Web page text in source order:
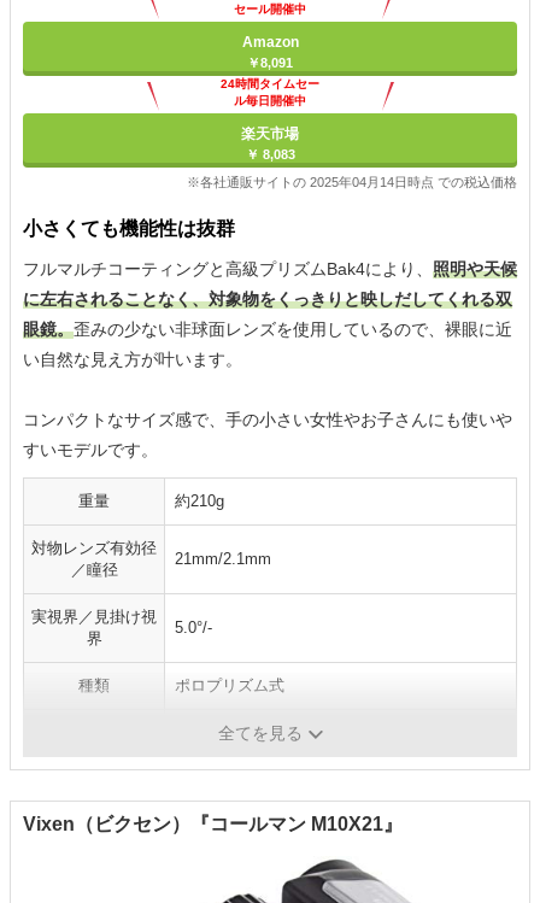
セール開催中
Amazon
￥8,091
24時間タイムセー
ル毎日開催中
楽天市場
￥ 8,083
※各社通販サイトの 2025年04月14日時点 での税込価格
小さくても機能性は抜群
フルマルチコーティングと高級プリズムBak4により、 照明や天候
に左右されることなく、対象物をくっきりと映しだしてくれる双
眼鏡。歪みの少ない非球面レンズを使用しているので、裸眼に近
い自然な見え方が叶います。
コンパクトなサイズ感で、手の小さい女性やお子さんにも使いや
すいモデルです。
重量 約210g
対物レンズ有効径
／瞳径
21mm/2.1mm
実視界／見掛け視
界
5.0°/-
種類 ポロプリズム式
9.5mm全てを見る
Vixen（ビクセン）『コールマン M10X21』